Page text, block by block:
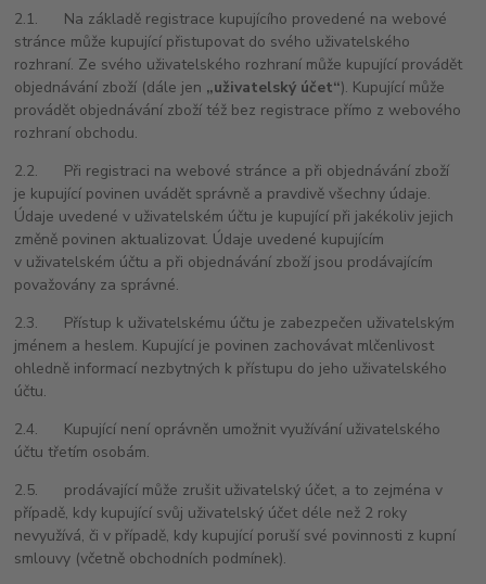
2.1. Na základě registrace kupujícího provedené na webové
stránce může kupující přistupovat do svého uživatelského
rozhraní. Ze svého uživatelského rozhraní může kupující provádět
objednávání zboží (dále jen „uživatelský účet“). Kupující může
provádět objednávání zboží též bez registrace přímo z webového
rozhraní obchodu.
2.2. Při registraci na webové stránce a při objednávání zboží
je kupující povinen uvádět správně a pravdivě všechny údaje.
Údaje uvedené v uživatelském účtu je kupující při jakékoliv jejich
změně povinen aktualizovat. Údaje uvedené kupujícím
v uživatelském účtu a při objednávání zboží jsou prodávajícím
považovány za správné.
2.3. Přístup k uživatelskému účtu je zabezpečen uživatelským
jménem a heslem. Kupující je povinen zachovávat mlčenlivost
ohledně informací nezbytných k přístupu do jeho uživatelského
účtu.
2.4. Kupující není oprávněn umožnit využívání uživatelského
účtu třetím osobám.
2.5. prodávající může zrušit uživatelský účet, a to zejména v
případě, kdy kupující svůj uživatelský účet déle než 2 roky
nevyužívá, či v případě, kdy kupující poruší své povinnosti z kupní
smlouvy (včetně obchodních podmínek).